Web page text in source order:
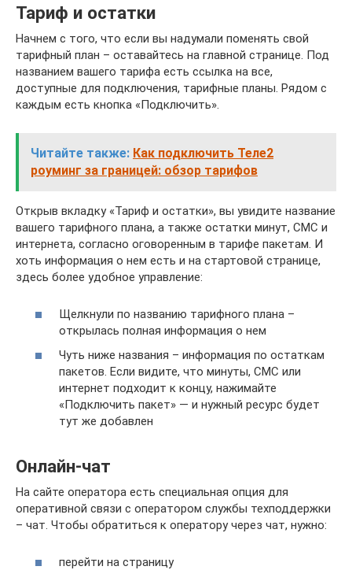
Тариф и остатки
Начнем с того, что если вы надумали поменять свой
тарифный план – оставайтесь на главной странице. Под
названием вашего тарифа есть ссылка на все,
доступные для подключения, тарифные планы. Рядом с
каждым есть кнопка «Подключить».
Читайте также: Как подключить Теле2
роуминг за границей: обзор тарифов
Открыв вкладку «Тариф и остатки», вы увидите название
вашего тарифного плана, а также остатки минут, СМС и
интернета, согласно оговоренным в тарифе пакетам. И
хоть информация о нем есть и на стартовой странице,
здесь более удобное управление:
Щелкнули по названию тарифного плана –
открылась полная информация о нем
Чуть ниже названия – информация по остаткам
пакетов. Если видите, что минуты, СМС или
интернет подходит к концу, нажимайте
«Подключить пакет» — и нужный ресурс будет
тут же добавлен
Онлайн-чат
На сайте оператора есть специальная опция для
оперативной связи с оператором службы техподдержки
– чат. Чтобы обратиться к оператору через чат, нужно:
перейти на страницу